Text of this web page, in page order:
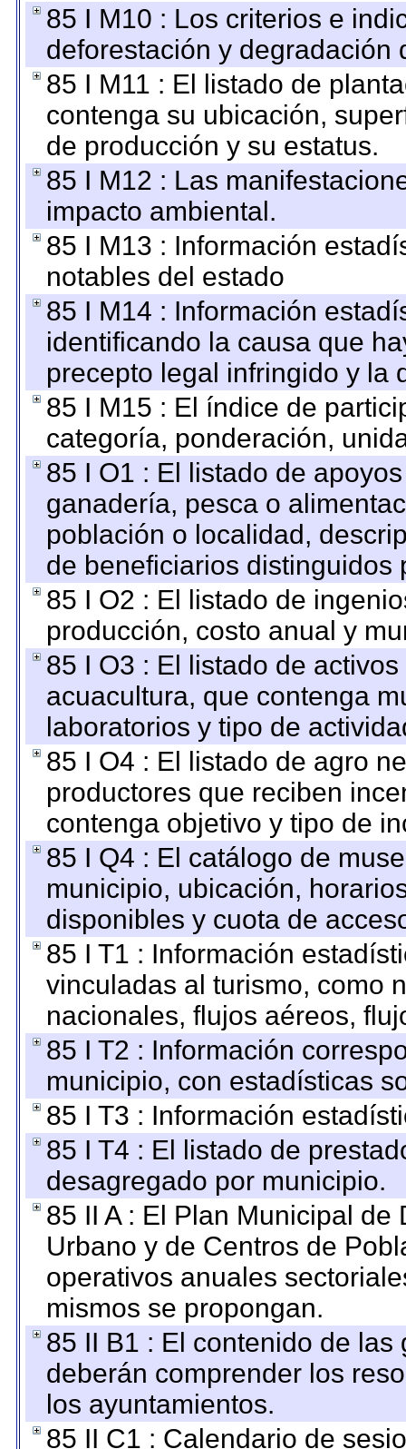
85 I M10 : Los criterios e
deforestación y degradación
85 I M11 : El listado de
contenga su ubicación,
de producción y su estatus.
85 I M12 : Las
impacto ambiental.
85 I M13 : Información
notables del estado
85 I M14 : Información
identificando la causa que
precepto legal infringido y la
85 I M15 : El índice de
categoría, ponderación,
85 I O1 : El listado de
ganadería, pesca o
población o localidad,
de beneficiarios distinguidos
85 I O2 : El listado de
producción, costo anual y
85 I O3 : El listado de
acuacultura, que contenga
laboratorios y tipo de
85 I O4 : El listado de agro
productores que reciben
contenga objetivo y tipo de
85 I Q4 : El catálogo de
municipio, ubicación,
disponibles y cuota de
85 I T1 : Información
vinculadas al turismo, como
nacionales, flujos aéreos,
85 I T2 : Información
municipio, con estadísticas
85 I T3 : Información
85 I T4 : El listado de
desagregado por municipio.
85 II A : El Plan Municipal
Urbano y de Centros de
operativos anuales
mismos se propongan.
85 II B1 : El contenido de
deberán comprender los
los ayuntamientos.
85 II C1 : Calendario de